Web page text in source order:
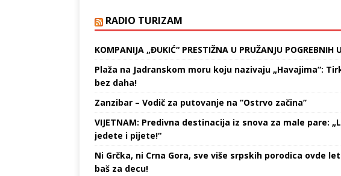
nije kriva, zakon je loš. Naime,
često…
kada se slučaj privede…
RADIO TURIZAM
KOMPANIJA „ĐUKIĆ“ PRESTIŽNA U PRUŽANJU POGREBNIH
Plaža na Jadranskom moru koju nazivaju „Havajima“:
bez daha!
Zanzibar – Vodič za putovanje na ’’Ostrvo začina’’
VIJETNAM: Predivna destinacija iz snova za male pare:
jedete i pijete!“
Ni Grčka, ni Crna Gora, sve više srpskih porodica ovde
baš za decu!